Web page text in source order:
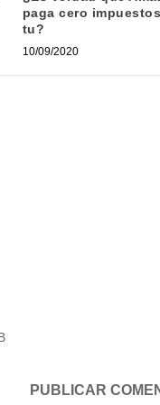
paga cero
tu?
10/09/2020